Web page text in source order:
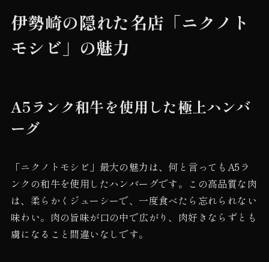
伊勢崎の隠れた名店「ニクノト
モシビ」の魅力
A5ランク和牛を使用した極上ハンバ
ーグ
「ニクノトモシビ」最大の魅力は、何と言ってもA5ラ
ンクの和牛を使用したハンバーグです。この高品質な肉
は、柔らかくジューシーで、一度食べたら忘れられない
味わい。肉の旨味が口の中で広がり、肉好きならずとも
虜になること間違いなしです。